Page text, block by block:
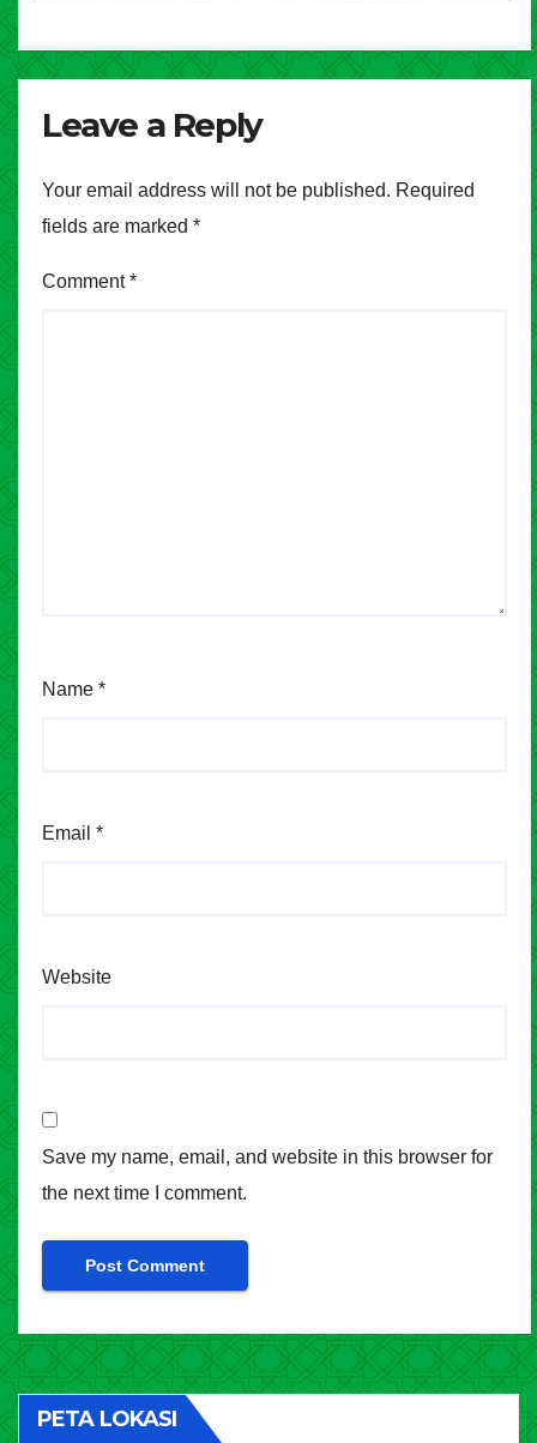
Leave a Reply
Your email address will not be published. Required
fields are marked *
Comment*
Name *
Email *
Website
Save my name, email, and website in this browser for
the next time I comment.
PETA LOKASI